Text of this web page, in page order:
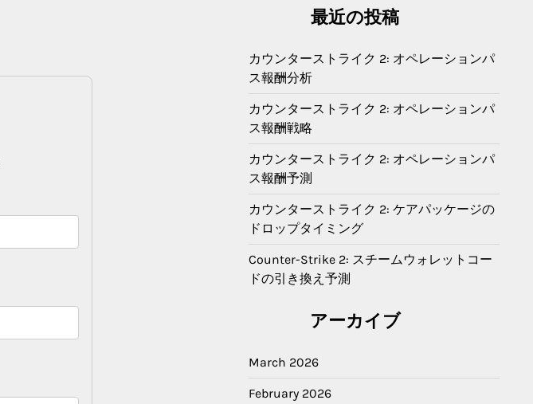
最近の投稿
カウンターストライク 2: オペレーションパ
ス報酬分析
カウンターストライク 2: オペレーションパ
ス報酬戦略
カウンターストライク 2: オペレーションパ
ス報酬予測
カウンターストライク 2: ケアパッケージの
ドロップタイミング
Counter-Strike 2: スチームウォレットコー
ドの引き換え予測
アーカイブ
March 2026
February 2026